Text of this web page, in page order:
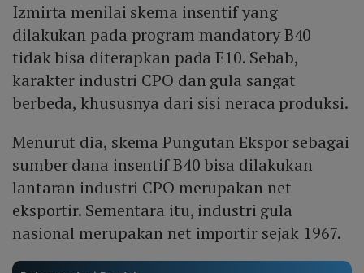
Izmirta menilai skema insentif yang
dilakukan pada program mandatory B40
tidak bisa diterapkan pada E10. Sebab,
karakter industri CPO dan gula sangat
berbeda, khususnya dari sisi neraca produksi.
Menurut dia, skema Pungutan Ekspor sebagai
sumber dana insentif B40 bisa dilakukan
lantaran industri CPO merupakan net
eksportir. Sementara itu, industri gula
nasional merupakan net importir sejak 1967.